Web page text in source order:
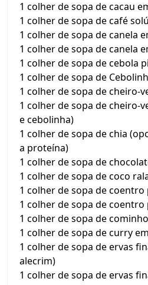
1 colher de sopa de cacau
1 colher de sopa de café
1 colher de sopa de canela
1 colher de sopa de canela
1 colher de sopa de cebola
1 colher de sopa de
1 colher de sopa de cheiro-
1 colher de sopa de cheiro-
e cebolinha)
1 colher de sopa de chia
a proteína)
1 colher de sopa de
1 colher de sopa de coco
1 colher de sopa de coentro
1 colher de sopa de
1 colher de sopa de
1 colher de sopa de curry
1 colher de sopa de ervas
alecrim)
1 colher de sopa de ervas